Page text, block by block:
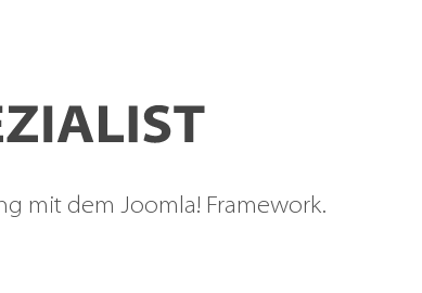
mit dem Joomla! Framework.